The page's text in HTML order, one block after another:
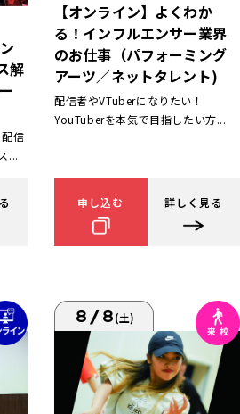
解
信
...
【オンライン】よくわか
る！インフルエンサー業界
のお仕事（パフォーミング
アーツ／ネットタレント)
配信者やVTuberになりたい！
YouTuberを本気で目指したい方...
申し込む 詳しく見る
8/8(土)